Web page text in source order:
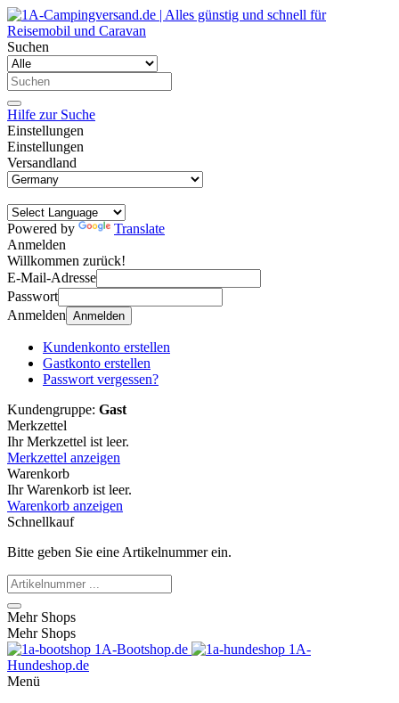
Suchen
Hilfe zur Suche
Einstellungen
Einstellungen
Versandland
Powered by
Translate
Anmelden
Willkommen zurück!
E-Mail-Adresse
Passwort
Anmelden Anmelden
Kundenkonto erstellen
Gastkonto erstellen
Passwort vergessen?
Kundengruppe: Gast
Merkzettel
Ihr Merkzettel ist leer.
Merkzettel anzeigen
Warenkorb
Ihr Warenkorb ist leer.
Warenkorb anzeigen
Schnellkauf
Bitte geben Sie eine Artikelnummer ein.
Mehr Shops
Mehr Shops
1A-Bootshop.de
1A-
Hundeshop.de
Menü